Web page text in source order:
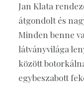
Jan Klata
átgondolt és
Minden benne
látványvilága
között
egybeszabott